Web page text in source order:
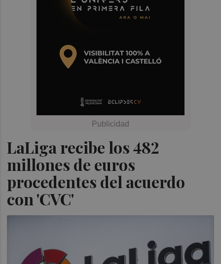
LaLiga recibe los 482
millones de euros
procedentes del acuerdo
con 'CVC'